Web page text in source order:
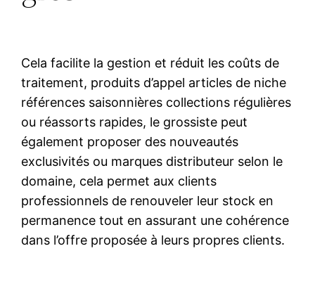
Cela facilite la gestion et réduit les coûts de
traitement, produits d’appel articles de niche
références saisonnières collections régulières
ou réassorts rapides, le grossiste peut
également proposer des nouveautés
exclusivités ou marques distributeur selon le
domaine, cela permet aux clients
professionnels de renouveler leur stock en
permanence tout en assurant une cohérence
dans l’offre proposée à leurs propres clients.